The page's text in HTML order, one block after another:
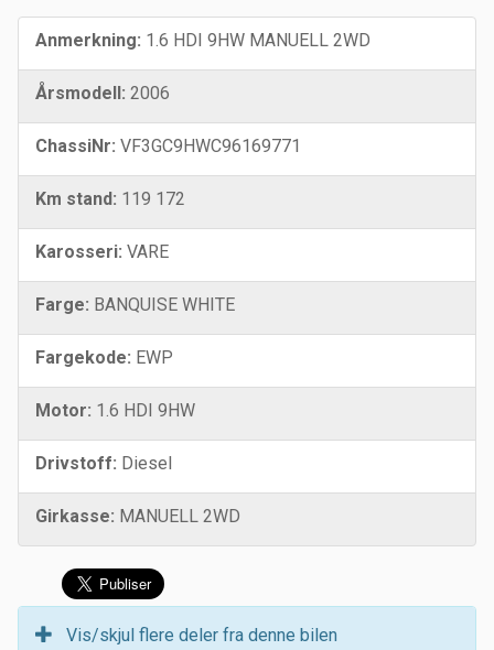
Anmerkning: 1.6 HDI 9HW MANUELL 2WD
Årsmodell: 2006
ChassiNr: VF3GC9HWC96169771
Km stand: 119 172
Karosseri: VARE
Farge: BANQUISE WHITE
Fargekode: EWP
Motor: 1.6 HDI 9HW
Drivstoff: Diesel
Girkasse: MANUELL 2WD
Vis/skjul flere deler fra denne bilen